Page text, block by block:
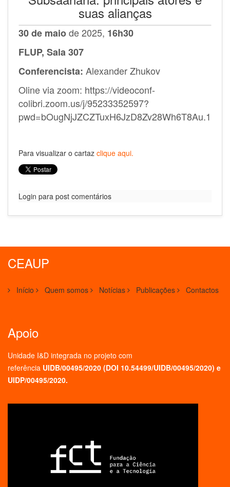
suas alianças
30 de maiode 2025, 16h30
FLUP, Sala 307
Conferencista: Alexander Zhukov
Oline via zoom: https://videoconf-
colibri.zoom.us/j/95233352597?
pwd=bOugNjJZCZTuxH6JzD8Zv28Wh6T8Au.1
Para visualizar o cartaz clique aqui.
Login para post comentários
CEAUP
Início Quem somos Notícias Publicações Contactos
Apoio
Unidade I&D integrada no projeto com
referência UIDB/00495/2020 (DOI 10.54499/UIDB/00495/2020) e
UIDP/00495/2020.